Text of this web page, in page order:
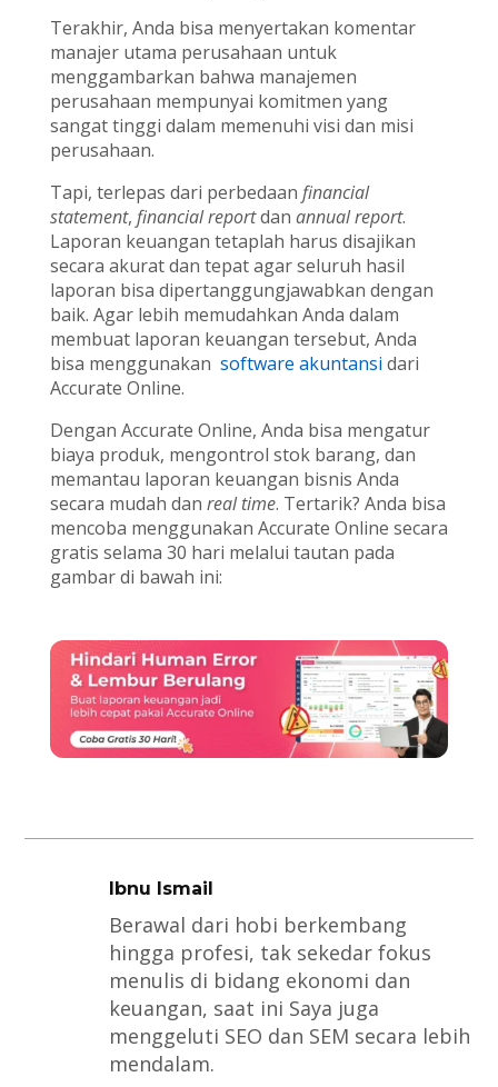
Terakhir, Anda bisa menyertakan komentar
manajer utama perusahaan untuk
menggambarkan bahwa manajemen
perusahaan mempunyai komitmen yang
sangat tinggi dalam memenuhi visi dan misi
perusahaan.
Tapi, terlepas dari perbedaan financial
statement, financial reportdan annual report.
Laporan keuangan tetaplah harus disajikan
secara akurat dan tepat agar seluruh hasil
laporan bisa dipertanggungjawabkan dengan
baik. Agar lebih memudahkan Anda dalam
membuat laporan keuangan tersebut, Anda
bisa menggunakan software akuntansi dari
Accurate Online.
Dengan Accurate Online, Anda bisa mengatur
biaya produk, mengontrol stok barang, dan
memantau laporan keuangan bisnis Anda
secara mudah dan real time. Tertarik? Anda bisa
mencoba menggunakan Accurate Online secara
gratis selama 30 hari melalui tautan pada
gambar di bawah ini:
Ibnu Ismail
Berawal dari hobi berkembang
hingga profesi, tak sekedar fokus
menulis di bidang ekonomi dan
keuangan, saat ini Saya juga
menggeluti SEO dan SEM secara lebih
mendalam.